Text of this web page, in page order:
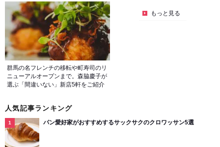
群馬の名フレンチの移転や町寿司のリ
ニューアルオープンまで。森脇慶子が
選ぶ「間違いない」新店5軒をご紹介
もっと見る
人気記事ランキング
パン愛好家がおすすめするサックサクのクロワッサン5選